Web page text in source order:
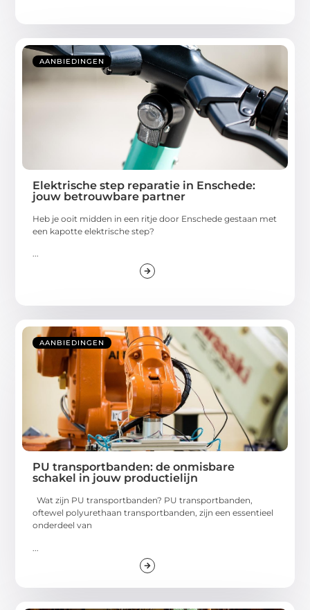
AANBIEDINGEN
Elektrische step reparatie in Enschede:
jouw betrouwbare partner
Heb je ooit midden in een ritje door Enschede gestaan met
een kapotte elektrische step?
...
AANBIEDINGEN
PU transportbanden: de onmisbare
schakel in jouw productielijn
Wat zijn PU transportbanden? PU transportbanden,
oftewel polyurethaan transportbanden, zijn een essentieel
onderdeel van